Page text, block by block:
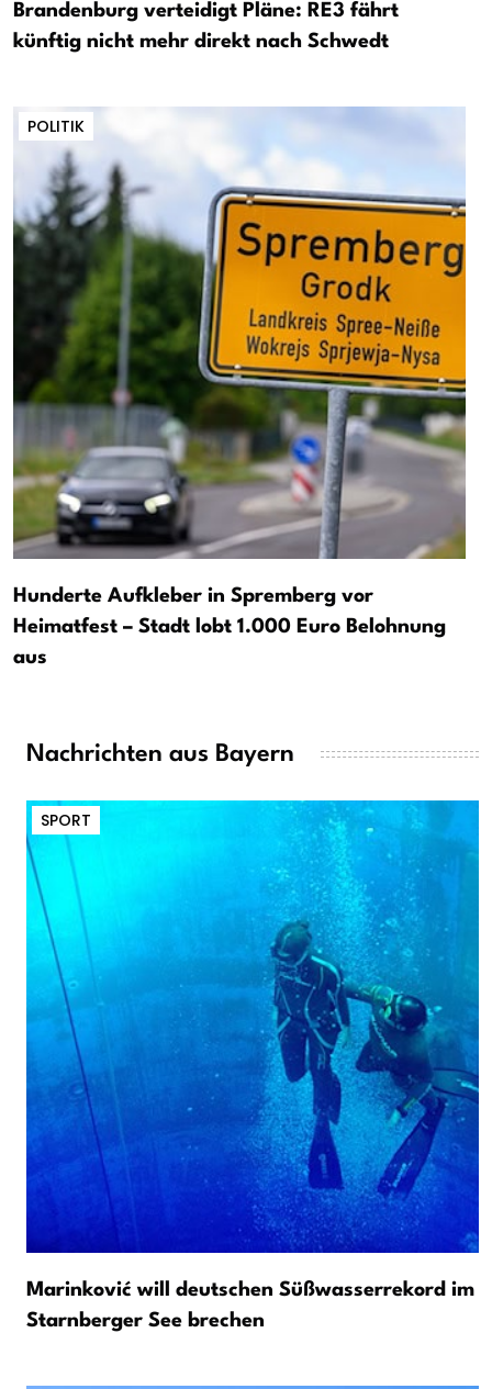
Brandenburg verteidigt Pläne: RE3 fährt
künftig nicht mehr direkt nach Schwedt
POLITIK
Hunderte Aufkleber in Spremberg vor
Heimatfest – Stadt lobt 1.000 Euro Belohnung
aus
Nachrichten aus Bayern
SPORT
Marinković will deutschen Süßwasserrekord im
Starnberger See brechen